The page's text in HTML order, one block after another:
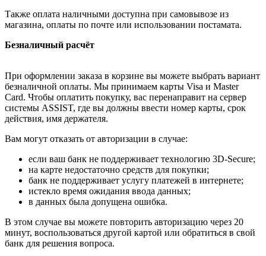
Также оплата наличными доступна при самовывозе из
магазина, оплаты по почте или использовании постамата.
Безналичный расчёт
При оформлении заказа в корзине вы можете выбрать вариант
безналичной оплаты. Мы принимаем карты Visa и Master
Card. Чтобы оплатить покупку, вас перенаправит на сервер
системы ASSIST, где вы должны ввести номер карты, срок
действия, имя держателя.
Вам могут отказать от авторизации в случае:
если ваш банк не поддерживает технологию 3D-Secure;
на карте недостаточно средств для покупки;
банк не поддерживает услугу платежей в интернете;
истекло время ожидания ввода данных;
в данных была допущена ошибка.
В этом случае вы можете повторить авторизацию через 20
минут, воспользоваться другой картой или обратиться в свой
банк для решения вопроса.